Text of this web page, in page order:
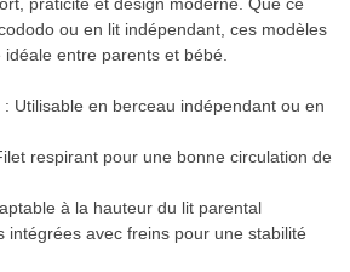
ou en lit indépendant, ces modèles
entre parents et bébé.
Utilisable en berceau indépendant ou en
respirant pour une bonne circulation de
à la hauteur du lit parental
intégrées avec freins pour une stabilité